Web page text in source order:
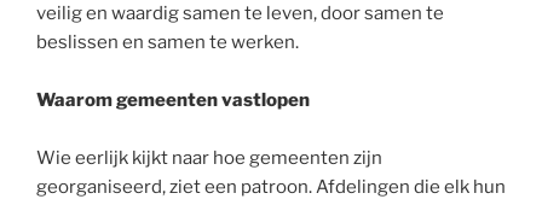
veilig en waardig samen te leven, door samen te
beslissen en samen te werken.
Waarom gemeenten vastlopen
Wie eerlijk kijkt naar hoe gemeenten zijn
georganiseerd, ziet een patroon. Afdelingen die elk hun